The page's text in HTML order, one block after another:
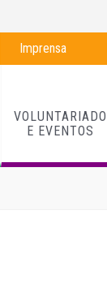
Imprensa
VOLUNTARIADO
E EVENTOS